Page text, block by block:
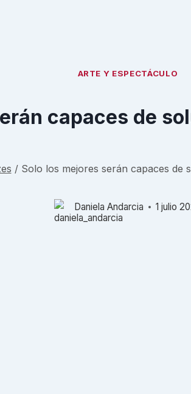
ARTE Y ESPECTÁCULO
capaces de
/ Solo los mejores serán capaces de
Daniela Andarcia 1 julio